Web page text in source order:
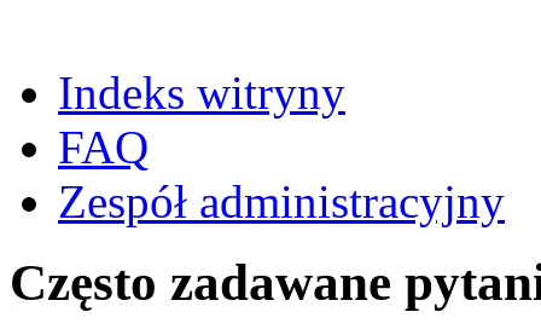
Indeks witryny
FAQ
Zespół administracyjny
Często zadawane